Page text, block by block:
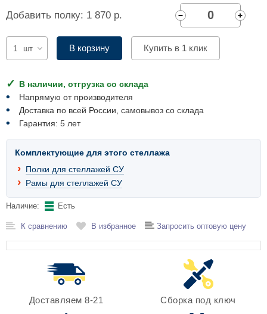
Добавить полку: 1 870 р.
шт В корзину Купить в 1 клик
В наличии, отгрузка со склада
Напрямую от производителя
Доставка по всей России, самовывоз со склада
Гарантия: 5 лет
Комплектующие для этого стеллажа
Полки для стеллажей СУ
Рамы для стеллажей СУ
Наличие: Есть
К сравнению В избранное Запросить оптовую цену
Доставляем 8-21 Сборка под ключ